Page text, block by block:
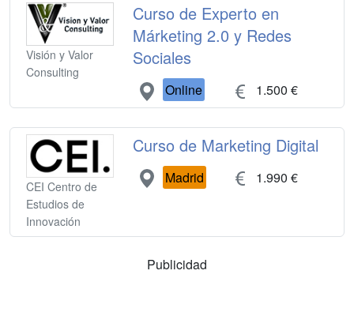
Visión y Valor
Consulting
Curso de Experto en
Márketing 2.0 y Redes
Sociales
Online 1.500 €
CEI Centro de
Estudios de
Innovación
Curso de Marketing Digital
Madrid 1.990 €
Publicidad